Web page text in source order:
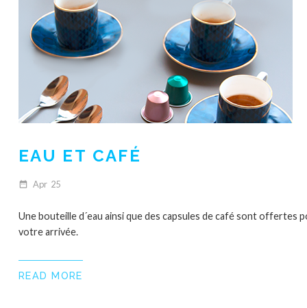
EAU ET CAFÉ
date_range Apr 25
Une bouteille d´eau ainsi que des capsules de café sont offertes
votre arrivée.
READ MORE